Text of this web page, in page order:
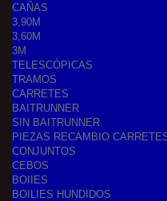
CAÑAS
3,90M
3,60M
3M
TELESCÓPICAS
TRAMOS
CARRETES
BAITRUNNER
SIN BAITRUNNER
PIEZAS RECAMBIO
CONJUNTOS
CEBOS
BOIIES
BOILIES HUNDIDOS